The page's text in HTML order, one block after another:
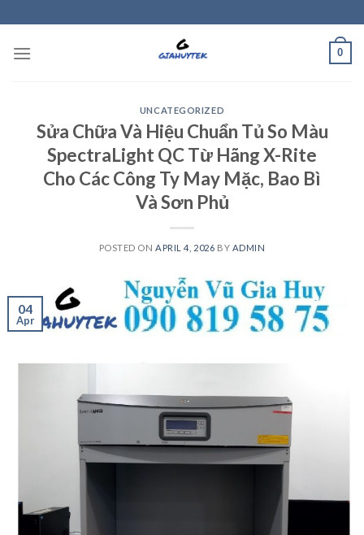
to
content
0
UNCATEGORIZED
Sửa Chữa Và Hiệu Chuẩn Tủ So Màu
SpectraLight QC Từ Hãng X-Rite
Cho Các Công Ty May Mặc, Bao Bì
Và Sơn Phủ
POSTED ON APRIL 4, 2026 BY ADMIN
04
Apr